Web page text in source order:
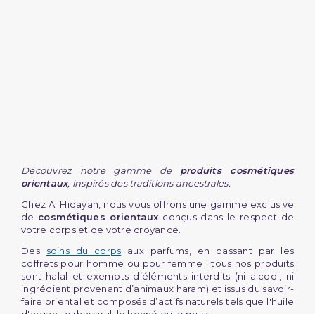
(3 avis)
Découvrez notre gamme de produits cosmétiques
orientaux, inspirés des traditions ancestrales.
Chez Al Hidayah, nous vous offrons une gamme exclusive
de cosmétiques orientaux conçus dans le respect de
votre corps et de votre croyance.
Des soins du corps aux parfums, en passant par les
coffrets pour homme ou pour femme : tous nos produits
sont halal et exempts d’éléments interdits (ni alcool, ni
ingrédient provenant d’animaux haram) et issus du savoir-
faire oriental et composés d’actifs naturels tels que l'huile